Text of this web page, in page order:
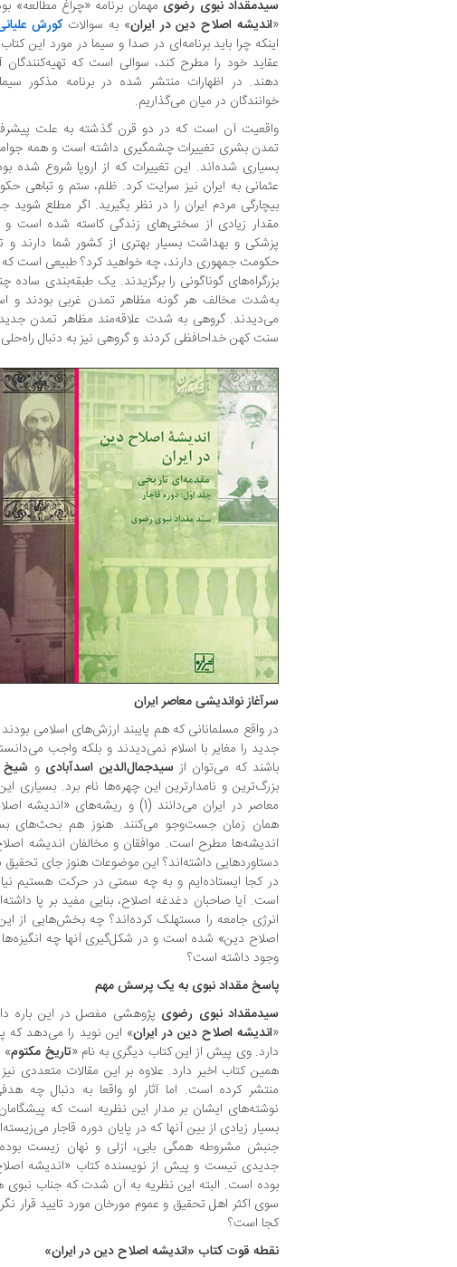
سیدمقداد نبوی رضوی مهمان برنامه «چراغ مطالعه»
«اندیشه اصلاح دین در ایران» به سوالات کورش
اینکه چرا باید برنامه‌ای در صدا و سیما در مورد این
عقاید خود را مطرح کند، سوالی است که تهیه‌کنندگان
دهند. در اظهارات منتشر شده در برنامه مذکور
خوانندگان در میان می‌گذاریم.
واقعیت آن است که در دو قرن گذشته به علت
تمدن بشری تغییرات چشمگیری داشته است و همه
بسیاری شده‌اند. این تغییرات که از اروپا شروع شده
عثمانی به ایران نیز سرایت کرد. ظلم، ستم و تباهی
بیچارگی مردم ایران را در نظر بگیرید. اگر مطلع
مقدار زیادی از سختی‌های زندگی کاسته شده
پزشکی و بهداشت بسیار بهتری از کشور شما دارند و
حکومت جمهوری دارند، چه خواهید کرد؟ طبیعی است که
بزرگراه‌های گوناگونی را برگزیدند. یک طبقه‌بندی
به‌شدت مخالف هر گونه مظاهر تمدن غربی بودند و
می‌دیدند. گروهی به ‌شدت علاقه‌مند مظاهر تمدن
سنت کهن خداحافظی کردند و گروهی نیز به دنبال راه‌حلی
سرآغاز نواندیشی معاصر ایران
در واقع مسلمانانی که هم پایبند ارزش‌های اسلامی
جدید را مغایر با اسلام نمی‌دیدند و بلکه واجب
باشند که می‌توان از سیدجمال‌الدین اسدآبادی و شیخ
بزرگ‌ترین و نامدارترین این چهره‌ها نام برد. بسیاری
معاصر در ایران می‌دانند (1) و ریشه‌های
همان زمان جست‌وجو می‌کنند. هنوز هم بحث‌های
اندیشه‌ها مطرح است. موافقان و مخالفان اندیشه
دستاوردهایی داشته‌اند؟ این موضوعات هنوز جای تحقیق
در کجا ایستاده‌ایم و به چه سمتی در حرکت هستیم
است. آیا صاحبان دغدغه اصلاح، بنایی مفید بر پا
انرژی جامعه را مستهلک کرده‌اند؟ چه بخش‌هایی از
اصلاح دین» شده است و در شکل‌گیری آنها چه انگیزه‌ها
وجود داشته است؟
پاسخ مقداد نبوی به یک پرسش مهم
سیدمقداد نبوی رضوی پژوهشی مفصل در این باره
«اندیشه اصلاح دین در ایران» این نوید را می‌دهد که
دارد. وی پیش از این کتاب دیگری به نام «تاریخ مکتوم»
همین کتاب اخیر دارد. علاوه بر این مقالات متعددی
منتشر کرده است. اما آثار او واقعا به دنبال
نوشته‌های ایشان بر مدار این نظریه است که
بسیار زیادی از بین آنها که در پایان دوره قاجار
جدیدی نیست و پیش از نویسنده کتاب «اندیشه
بوده است. البته این نظریه به آن شدت که جناب نبوی
سوی اکثر اهل تحقیق و عموم مورخان مورد تایید قرار
کجا است؟
نقطه قوت کتاب «اندیشه اصلاح دین در ایران»